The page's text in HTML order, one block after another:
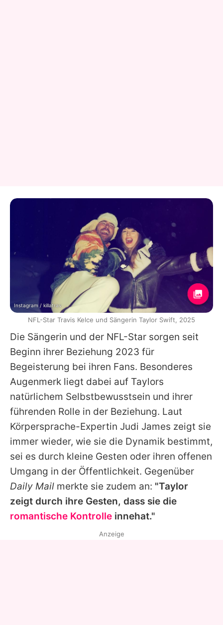
Die Sängerin und der NFL-Star sorgen seit
Beginn ihrer Beziehung 2023 für
Begeisterung bei ihren Fans. Besonderes
Augenmerk liegt dabei auf Taylors
natürlichem Selbstbewusstsein und ihrer
führenden Rolle in der Beziehung. Laut
Körpersprache-Expertin Judi James zeigt sie
immer wieder, wie sie die Dynamik bestimmt,
sei es durch kleine Gesten oder ihren offenen
Umgang in der Öffentlichkeit. Gegenüber
Daily Mail merkte sie zudem an: "Taylor
zeigt durch ihre Gesten, dass sie die
romantische Kontrolle innehat."
Instagram / killatrav
NFL-Star Travis Kelce und Sängerin Taylor Swift, 2025
Anzeige